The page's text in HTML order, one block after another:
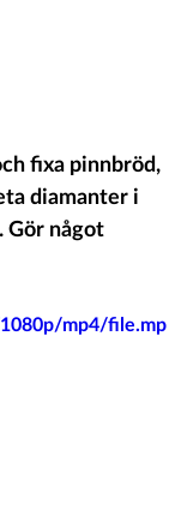
fixa pinnbröd,
diamanter i
Gör något
mp4/file.mp